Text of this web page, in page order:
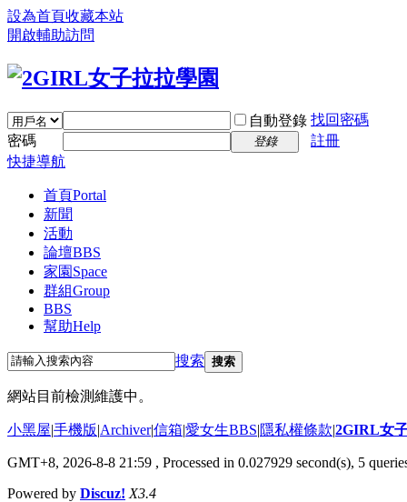
設為首頁收藏本站
開啟輔助訪問
自動登錄 找回密碼
密碼
登錄
註冊
快捷導航
首頁Portal
新聞
活動
論壇BBS
家園 Space
群組Group
BBS
幫助Help
搜索 搜索
網站目前檢測維護中。
小黑屋|手機版|Archiver|信箱|愛女生BBS|隱私權條款|2GIRL女
GMT+8, 2026-8-8 21:59 , Processed in 0.027929 second(s), 5
Powered by Discuz! X3.4